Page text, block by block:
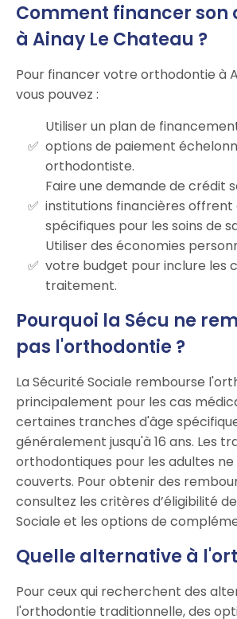
Comment financer son
à Ainay Le Chateau ?
Pour financer votre orthodontie à
vous pouvez :
Utiliser un plan de
options de paiement
orthodontiste.
Faire une demande de crédit
institutions financières offrent
spécifiques pour les soins de
Utiliser des économies
votre budget pour inclure les
traitement.
Pourquoi la Sécu ne
pas l'orthodontie ?
La Sécurité Sociale rembourse
principalement pour les cas
certaines tranches d'âge
généralement jusqu'à 16 ans. Les
orthodontiques pour les adultes
couverts. Pour obtenir des
consultez les critères d’éligibilité
Sociale et les options de
Quelle alternative à
Pour ceux qui recherchent des
l'orthodontie traditionnelle, des